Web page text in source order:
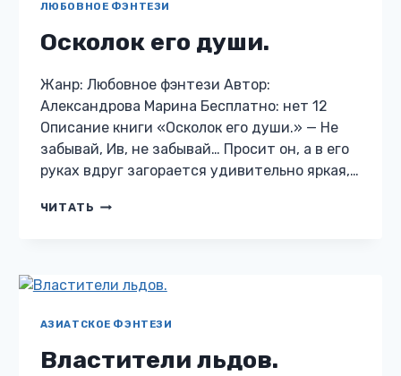
ЛЮБОВНОЕ ФЭНТЕЗИ
Осколок его души.
Жанр: Любовное фэнтези Автор:
Александрова Марина Бесплатно: нет 12
Описание книги «Осколок его души.» — Не
забывай, Ив, не забывай… Просит он, а в его
руках вдруг загорается удивительно яркая,…
ЧИТАТЬ ОСКОЛОК
АЗИАТСКОЕ ФЭНТЕЗИ
Властители льдов.